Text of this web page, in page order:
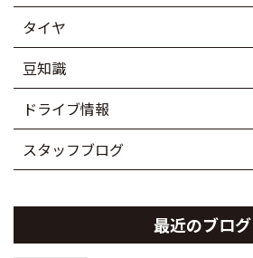
タイヤ
豆知識
ドライブ情報
スタッフブログ
最近のブログ